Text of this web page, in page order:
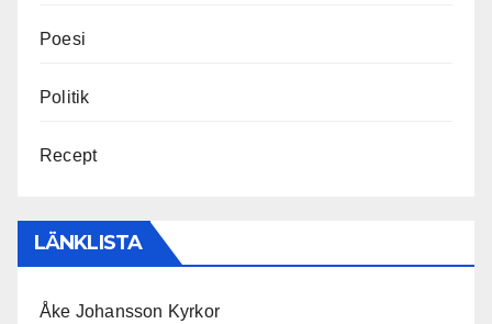
Poesi
Politik
Recept
LÄNKLISTA
Åke Johansson Kyrkor